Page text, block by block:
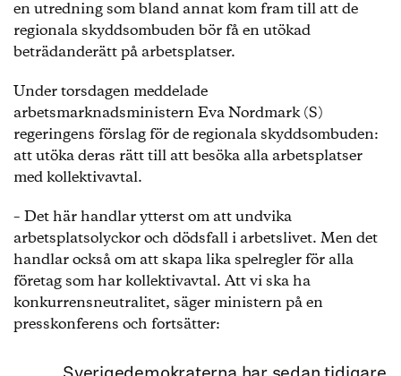
en utredning som bland annat kom fram till att de
regionala skyddsombuden bör få en utökad
beträdanderätt på arbetsplatser.
Under torsdagen meddelade
arbetsmarknadsministern Eva Nordmark (S)
regeringens förslag för de regionala skyddsombuden:
att utöka deras rätt till att besöka alla arbetsplatser
med kollektivavtal.
– Det här handlar ytterst om att undvika
arbetsplatsolyckor och dödsfall i arbetslivet. Men det
handlar också om att skapa lika spelregler för alla
företag som har kollektivavtal. Att vi ska ha
konkurrensneutralitet, säger ministern på en
presskonferens och fortsätter: